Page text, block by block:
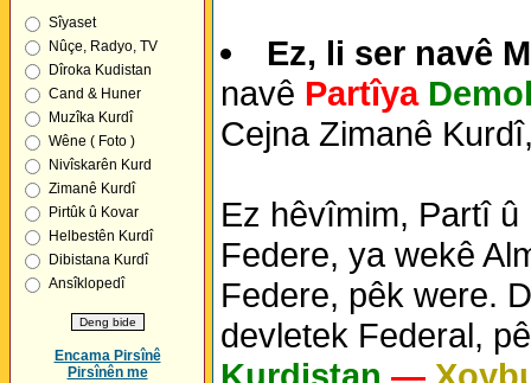
Sîyaset
Nûçe, Radyo, TV
Dîroka Kudistan
Cand & Huner
Muzîka Kurdî
Wêne ( Foto )
Nivîskarên Kurd
Zimanê Kurdî
Pirtûk û Kovar
Helbestên Kurdî
Dibistana Kurdî
Ansîklopedî
Encama Pirsînê
Pirsînên me
Ez, li ser navê
navê Partîya
Cejna Zimanê
Ez hêvîmim, Partî
Federe, ya wekê
Federe, pêk were.
devletek Federal,
Kurdistan —